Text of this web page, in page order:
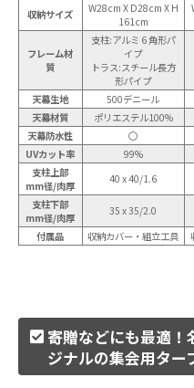
収納サイズ
W28cm X D28cm X H
161cm
フレーム材
質
支柱:アルミ 6 角形パ
イプ
トラス:スチール長方
形パイプ
天幕生地
500デニール
天幕材質
ポリエステル100%
天幕防水性
〇
UVカット率
99%
支柱上部
mm径/肉厚
40 x 40/1.6
支柱下部
mm径/肉厚
35 x 35/2.0
付属品
収納カバー・組立工具
寄贈などにも最適！
ジナルの集会用ター